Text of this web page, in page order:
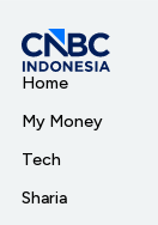
Home
My Money
Tech
Sharia